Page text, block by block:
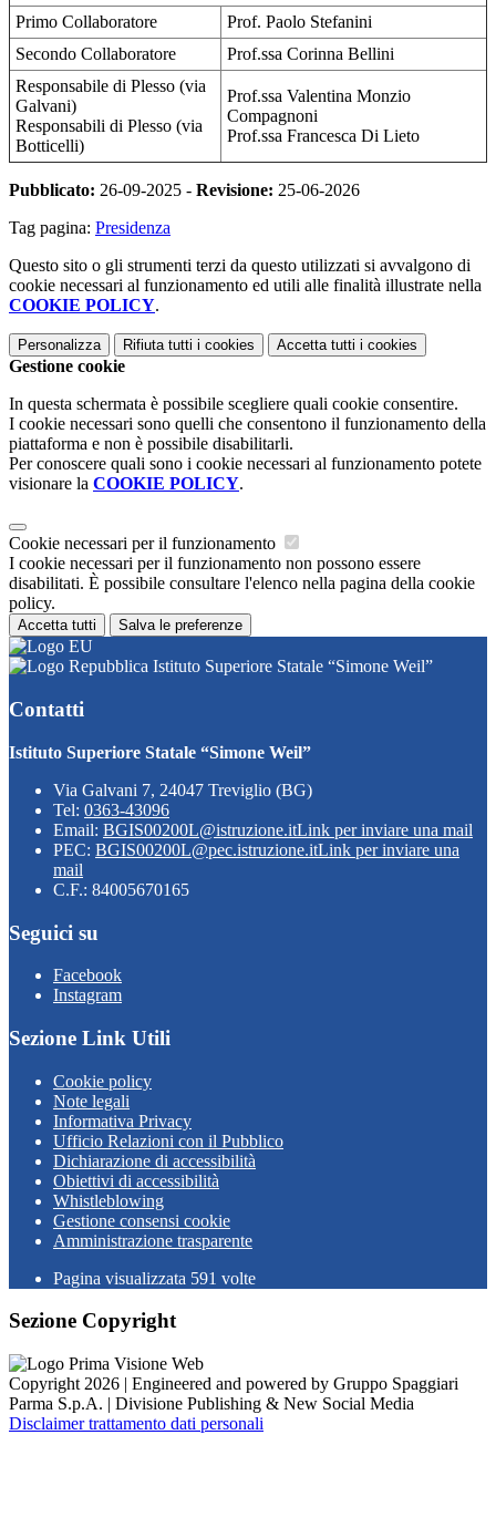
Primo Collaboratore
Prof. Paolo Stefanini
Secondo Collaboratore
Prof.ssa Corinna Bellini
Responsabile di Plesso (via
Galvani)
Responsabili di Plesso (via
Botticelli)
Prof.ssa Valentina Monzio
Compagnoni
Prof.ssa Francesca Di Lieto
Pubblicato: 26-09-2025 - Revisione: 25-06-2026
Tag pagina: Presidenza
Questo sito o gli strumenti terzi da questo utilizzati si avvalgono di
cookie necessari al funzionamento ed utili alle finalità illustrate nella
COOKIE POLICY.
Personalizza Rifiuta tutti i cookies Accetta tutti i cookies
Gestione cookie
In questa schermata è possibile scegliere quali cookie consentire.
I cookie necessari sono quelli che consentono il funzionamento della
piattaforma e non è possibile disabilitarli.
Per conoscere quali sono i cookie necessari al funzionamento potete
visionare la COOKIE POLICY.
Cookie necessari per il funzionamento
I cookie necessari per il funzionamento non possono essere
disabilitati. È possibile consultare l'elenco nella pagina della cookie
policy.
Accetta tutti Salva le preferenze
Istituto Superiore Statale “Simone Weil”
Contatti
Istituto Superiore Statale “Simone Weil”
Via Galvani 7, 24047 Treviglio (BG)
Tel: 0363-43096
Email: BGIS00200L@istruzione.itLink per inviare una mail
PEC: BGIS00200L@pec.istruzione.itLink per inviare una
mail
C.F.: 84005670165
Seguici su
Facebook
Instagram
Sezione Link Utili
Cookie policy
Note legali
Informativa Privacy
Ufficio Relazioni con il Pubblico
Dichiarazione di accessibilità
Obiettivi di accessibilità
Whistleblowing
Gestione consensi cookie
Amministrazione trasparente
Pagina visualizzata 591 volte
Sezione Copyright
Copyright 2026 | Engineered and powered by Gruppo Spaggiari
Parma S.p.A. | Divisione Publishing & New Social Media
Disclaimer trattamento dati personali